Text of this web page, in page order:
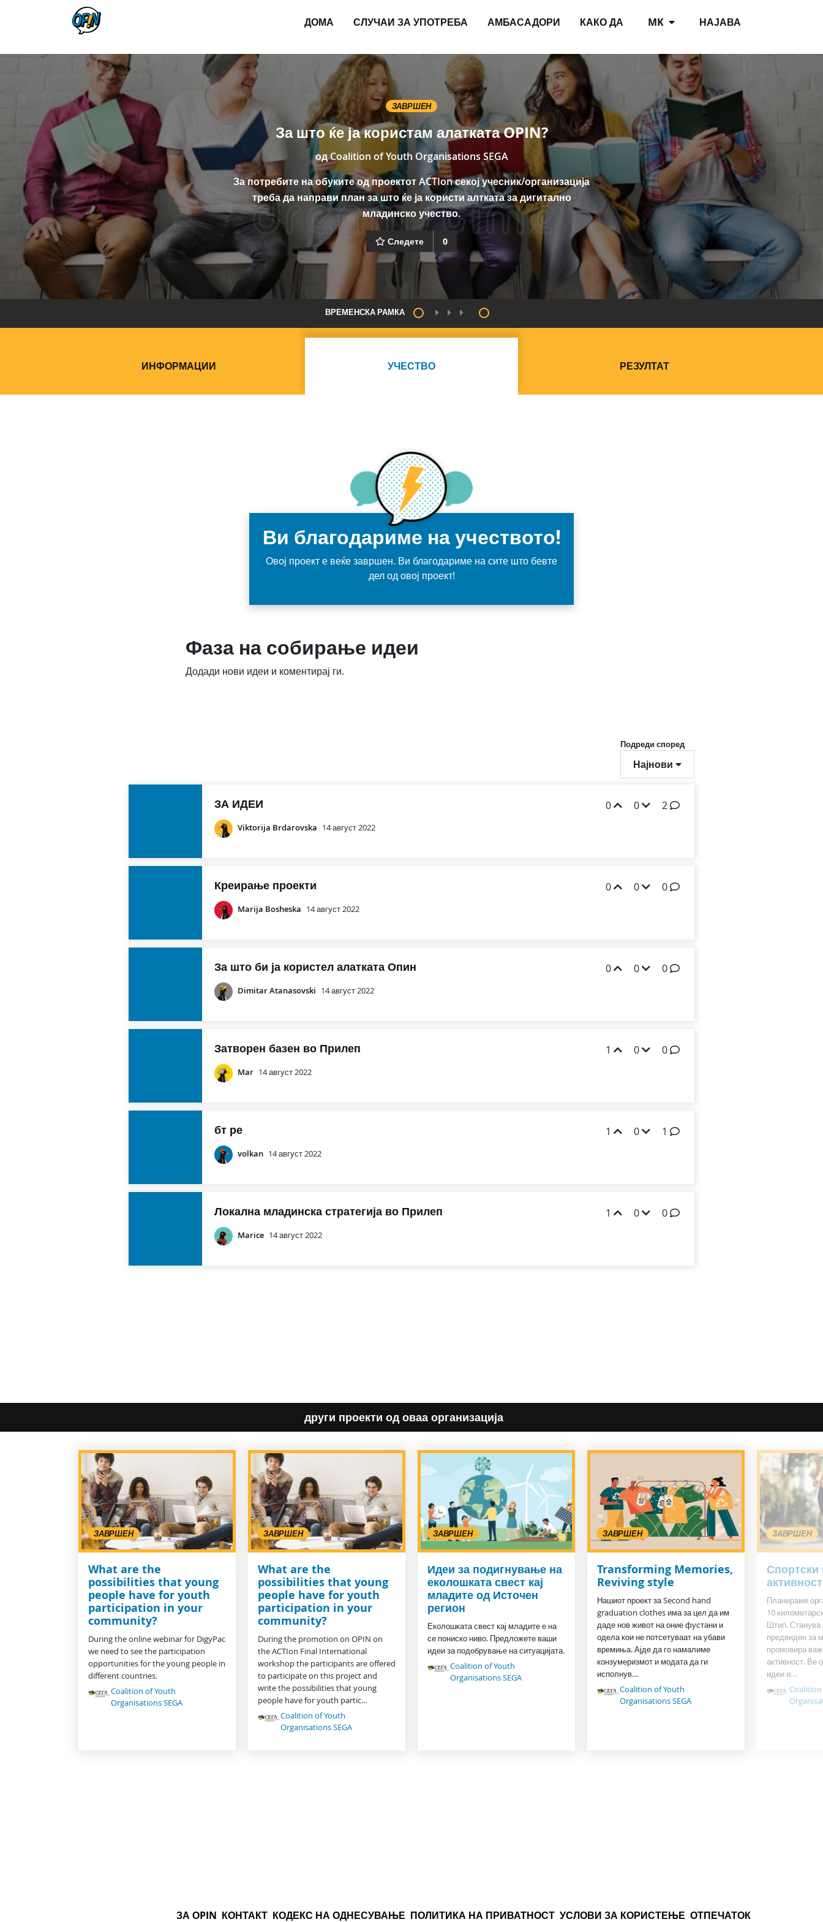
НАЈАВА
MK
ДОМА СЛУЧАИ ЗА УПОТРЕБА АМБАСАДОРИ КАКО ДА
ЗАВРШЕН
За што ќе ја користам алатката OPIN?
одCoalition of Youth Organisations SEGA
За потребите на обуките од проектот ACTIon секој учесник/организација
треба да направи план за што ќе ја користи алтката за дигитално
младинско учество.
Следете 0
ВРЕМЕНСКА РАМКА
ИНФОРМАЦИИ УЧЕСТВО РЕЗУЛТАТ
Ви благодариме на учеството!
Овој проект е веќе завршен. Ви благодариме на сите што бевте
дел од овој проект!
Фаза на собирање идеи
Додади нови идеи и коментирај ги.
Подреди според
Најнови
0 0 2
ЗА ИДЕИ
Viktorija Brdarovska 14 август 2022
0 0 0
Креирање проекти
Marija Bosheska 14 август 2022
0 0 0
За што би ја користел алатката Опин
Dimitar Atanasovski 14 август 2022
1 0 0
Затворен базен во Прилеп
Mar 14 август 2022
1 0 1
бт ре
volkan 14 август 2022
1 0 0
Локална младинска стратегија во Прилеп
Marice 14 август 2022
други проекти од оваа организација
ЗАВРШЕН
What are the
possibilities that young
people have for youth
participation in your
community?
During the online webinar for DigyPac
we need to see the participation
opportunities for the young people in
different countries.
Coalition of Youth
Organisations SEGA
ЗАВРШЕН
What are the
possibilities that young
people have for youth
participation in your
community?
During the promotion on OPIN on
the ACTIon Final International
workshop the participants are offered
to participate on this project and
write the possibilities that young
people have for youth partic…
Coalition of Youth
Organisations SEGA
ЗАВРШЕН
Идеи за подигнување на
еколошката свест кај
младите од Источен
регион
Еколошката свест кај младите е на
се пониско ниво. Предложете ваши
идеи за подобрување на ситуацијата.
Coalition of Youth
Organisations SEGA
ЗАВРШЕН
Transforming Memories,
Reviving style
Нашиот проект за Second hand
graduation clothes има за цел да им
даде нов живот на оние фустани и
одела кои не потсетуваат на убави
времиња. Ајде да го намалиме
конзумеризмот и модата да ги
исполнув…
Coalition of Youth
Organisations SEGA
ЗАВРШЕН
Спортски
Планираме
10
Штип. Станува
предвиден за
промовира
активност. Ве
идеи и…
ЗА ОPIN КОНТАКТ КОДЕКС НА ОДНЕСУВАЊЕ ПОЛИТИКА НА ПРИВАТНОСТ УСЛОВИ ЗА КОРИСТЕЊЕ ОТПЕЧАТОК